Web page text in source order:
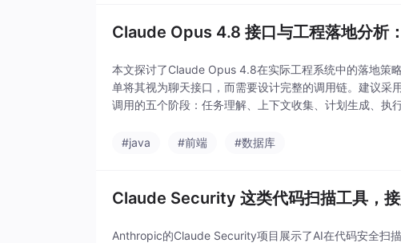
Claude Opus 4.8 接口与工程落地分析
本文探讨了Claude Opus 4.8在实际工程系统中的落地策
单将其视为聊天接口，而需要设计完整的调用链。建议采
调用的五个阶段：任务理解、上下文收集、计划生成、执
#java
#前端 #数据库
Claude Security 这类代码扫描工具，
Anthropic的Claude Security项目展示了AI在代码安全扫